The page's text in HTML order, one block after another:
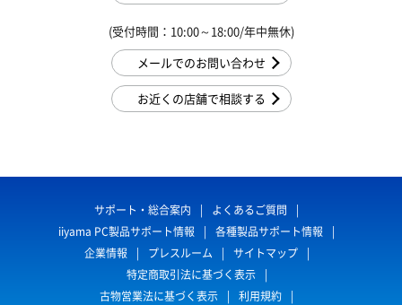
(受付時間：10:00～18:00/年中無休)
メールでのお問い合わせ
お近くの店舗で相談する
サポート・総合案内
よくあるご質問
iiyama PC製品サポート情報
各種製品サポート情報
企業情報
プレスルーム
サイトマップ
特定商取引法に基づく表示
古物営業法に基づく表示
利用規約